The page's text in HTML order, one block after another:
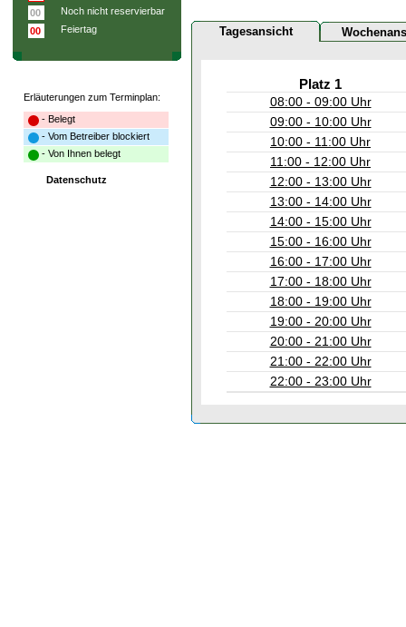
00
Noch nicht reservierbar
00
Feiertag
Erläuterungen zum Terminplan:
- Belegt
- Vom Betreiber blockiert
- Von Ihnen belegt
Datenschutz
Tagesansicht
Platz 1
08:00 - 09:00 Uhr
09:00 - 10:00 Uhr
10:00 - 11:00 Uhr
11:00 - 12:00 Uhr
12:00 - 13:00 Uhr
13:00 - 14:00 Uhr
14:00 - 15:00 Uhr
15:00 - 16:00 Uhr
16:00 - 17:00 Uhr
17:00 - 18:00 Uhr
18:00 - 19:00 Uhr
19:00 - 20:00 Uhr
20:00 - 21:00 Uhr
21:00 - 22:00 Uhr
22:00 - 23:00 Uhr